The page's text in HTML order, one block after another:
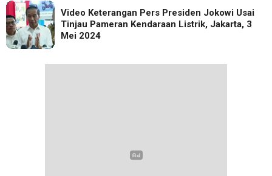
Video Keterangan Pers Presiden Jokowi Usai
Tinjau Pameran Kendaraan Listrik, Jakarta, 3
Mei 2024